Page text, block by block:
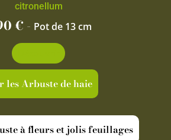
citronellum
€ - Pot de 13 cm
les Arbuste de haie
à fleurs et jolis feuillages